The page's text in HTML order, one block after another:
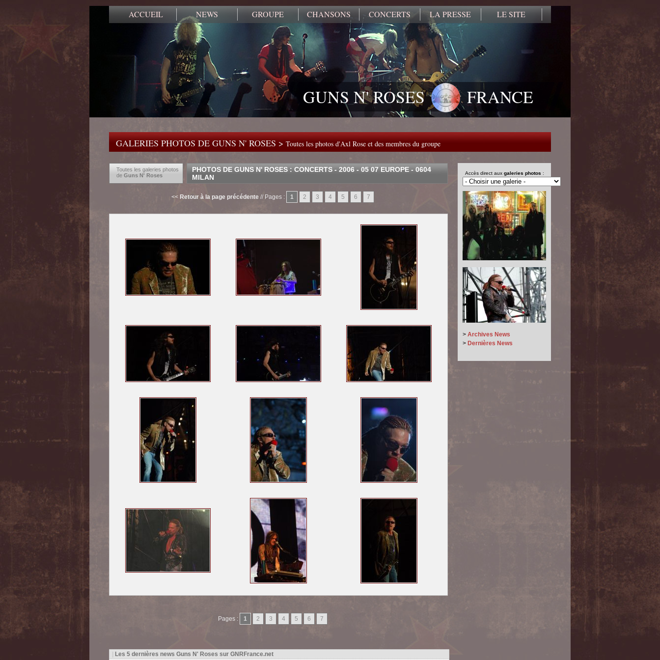
ACCUEIL NEWS GROUPE CHANSONS CONCERTS LA PRESSE LE SITE
GUNS N' ROSES FRANCE
GALERIES PHOTOS DE GUNS N' ROSES > Toutes les photos d'Axl Rose et des membres du groupe
Toutes les galeries photos
de Guns N' Roses
PHOTOS DE GUNS N' ROSES : CONCERTS - 2006 - 05 07 EUROPE - 0604
MILAN
<< Retour à la page précédente // Pages : 1 2 3 4 5 6 7
Pages : 1 2 3 4 5 6 7
Les 5 dernières news Guns N' Roses sur GNRFrance.net
Accès direct aux galeries photos :
> Archives News
> Dernières News